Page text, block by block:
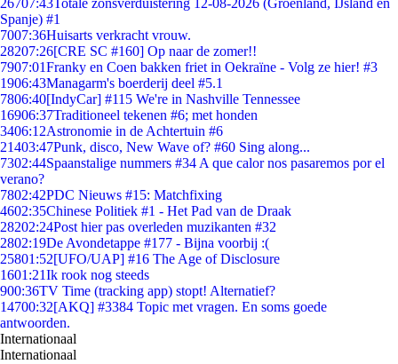
26707:43Totale zonsverduistering 12-08-2026 (Groenland, IJsland en
Spanje) #1
7007:36Huisarts verkracht vrouw.
28207:26[CRE SC #160] Op naar de zomer!!
7907:01Franky en Coen bakken friet in Oekraïne - Volg ze hier! #3
1906:43Managarm's boerderij deel #5.1
7806:40[IndyCar] #115 We're in Nashville Tennessee
16906:37Traditioneel tekenen #6; met honden
3406:12Astronomie in de Achtertuin #6
21403:47Punk, disco, New Wave of? #60 Sing along...
7302:44Spaanstalige nummers #34 A que calor nos pasaremos por el
verano?
7802:42PDC Nieuws #15: Matchfixing
4602:35Chinese Politiek #1 - Het Pad van de Draak
28202:24Post hier pas overleden muzikanten #32
2802:19De Avondetappe #177 - Bijna voorbij :(
25801:52[UFO/UAP] #16 The Age of Disclosure
1601:21Ik rook nog steeds
900:36TV Time (tracking app) stopt! Alternatief?
14700:32[AKQ] #3384 Topic met vragen. En soms goede
antwoorden.
Internationaal
Internationaal